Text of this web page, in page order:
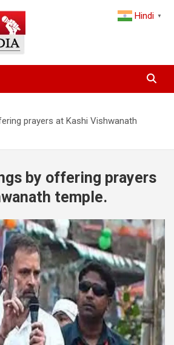
News & Breaking
Global Media
prayers at Kashi Vishwanath
by offering prayers
temple.
Hindi ▼